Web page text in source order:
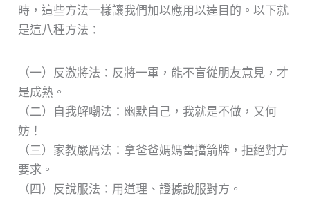
時，這些方法一樣讓我們加以應用以達目的。以下就
是這八種方法：
（一）反激將法：反將一軍，能不盲從朋友意見，才
是成熟。
（二）自我解嘲法：幽默自己，我就是不做，又何
妨！
（三）家教嚴厲法：拿爸爸媽媽當擋箭牌，拒絕對方
要求。
（四）反說服法：用道理、證據說服對方。